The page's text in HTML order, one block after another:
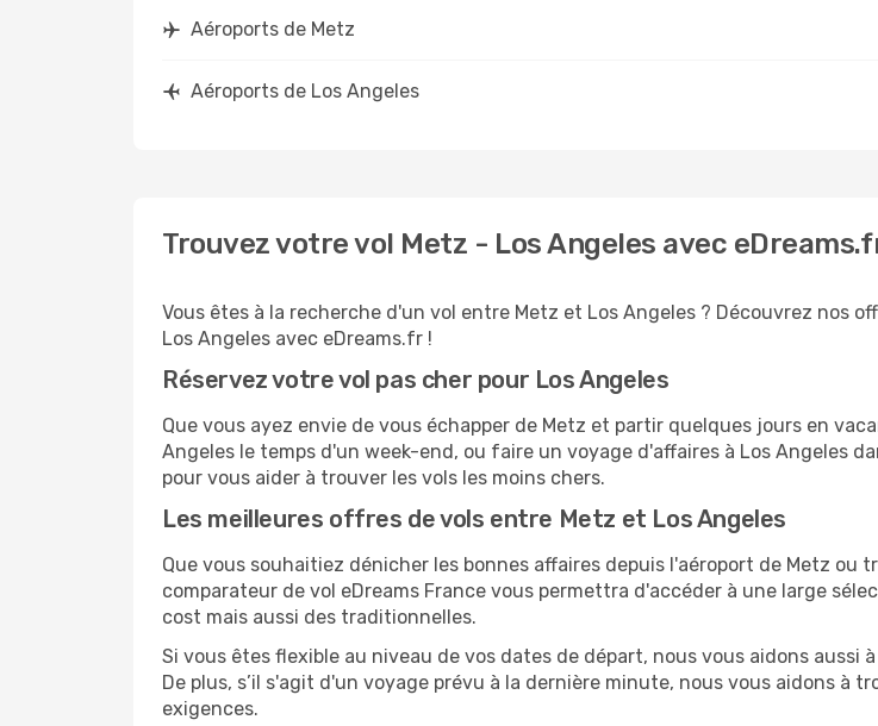
Aéroports de Metz
Aéroports de Los Angeles
Trouvez votre vol Metz - Los Angeles avec
Vous êtes à la recherche d'un vol entre Metz et Los Angeles ? Découvrez nos
Los Angeles avec eDreams.fr !
Réservez votre vol pas cher pour Los Angeles
Que vous ayez envie de vous échapper de Metz et partir quelques jours en
Angeles le temps d'un week-end, ou faire un voyage d'affaires à Los Angeles
pour vous aider à trouver les vols les moins chers.
Les meilleures offres de vols entre Metz et Los Angeles
Que vous souhaitiez dénicher les bonnes affaires depuis l'aéroport de Metz ou
comparateur de vol eDreams France vous permettra d'accéder à une large
cost mais aussi des traditionnelles.
Si vous êtes flexible au niveau de vos dates de départ, nous vous aidons aussi
De plus, s’il s'agit d'un voyage prévu à la dernière minute, nous vous aidons à
exigences.